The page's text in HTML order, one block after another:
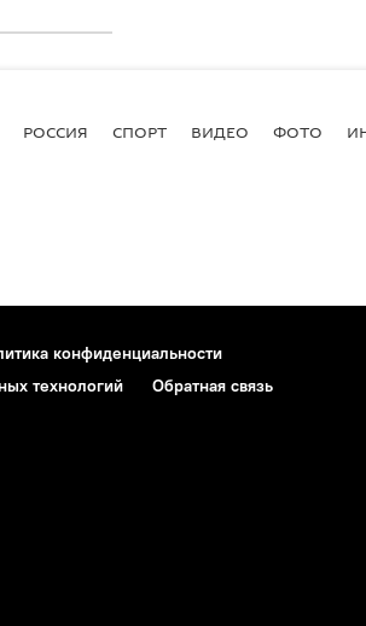
РОССИЯ СПОРТ ВИДЕО ФОТО
конфиденциальности
технологий Обратная связь